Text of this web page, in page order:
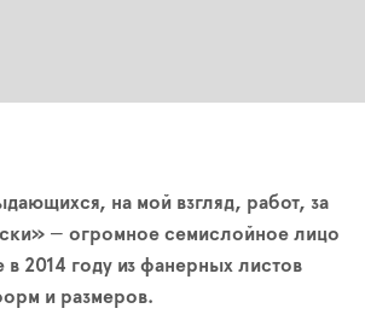
на мой взгляд, работ, за
— огромное семислойное лицо
2014 году из фанерных листов
и размеров.